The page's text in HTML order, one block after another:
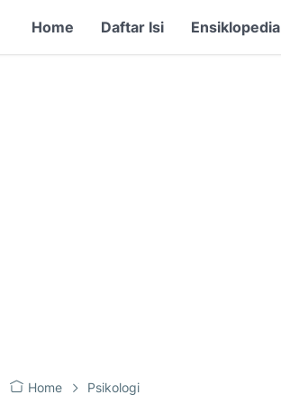
Home Daftar Isi Ensiklopedia
Home Psikologi